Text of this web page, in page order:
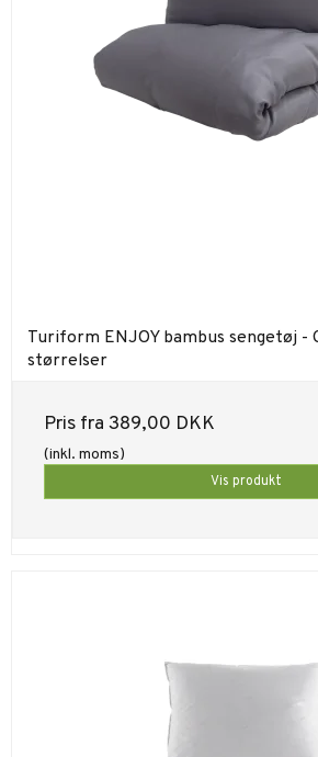
Turiform ENJOY bambus sengetøj -
størrelser
Pris fra 389,00 DKK
(inkl. moms)
Vis produkt